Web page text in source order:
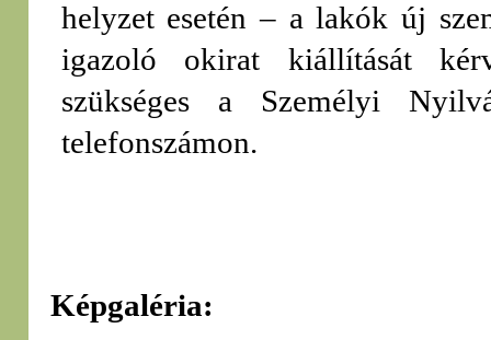
helyzet esetén – a lakók új
igazoló okirat kiállítását
szükséges a Személyi
telefonszámon.
Képgaléria: